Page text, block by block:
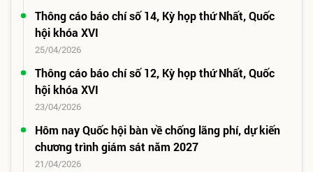
Thông cáo báo chí số 14, Kỳ họp thứ Nhất, Quốc
hội khóa XVI
25/04/2026
Thông cáo báo chí số 12, Kỳ họp thứ Nhất, Quốc
hội khóa XVI
23/04/2026
Hôm nay Quốc hội bàn về chống lãng phí, dự kiến
chương trình giám sát năm 2027
21/04/2026